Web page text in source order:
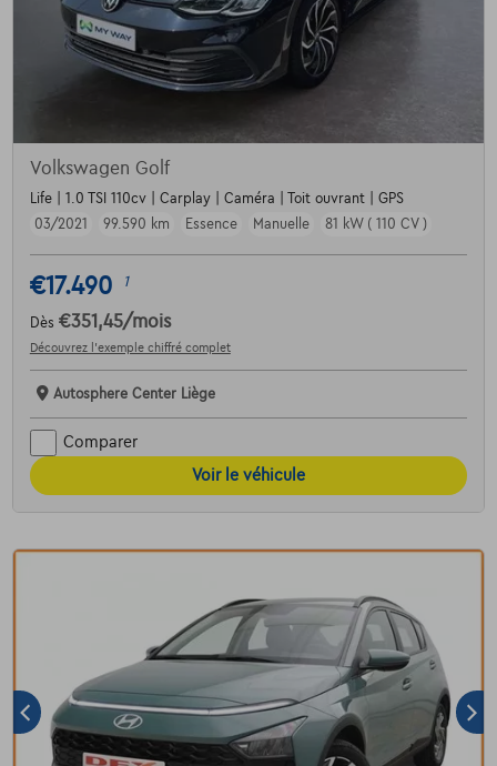
Volkswagen Golf
Life | 1.0 TSI 110cv | Carplay | Caméra | Toit ouvrant | GPS
03/2021
99.590 km Essence Manuelle 81 kW ( 110 CV )
€17.490 1
Dès €351,45/mois
Découvrez l’exemple chiffré complet
Autosphere Center Liège
Comparer
Voir le véhicule